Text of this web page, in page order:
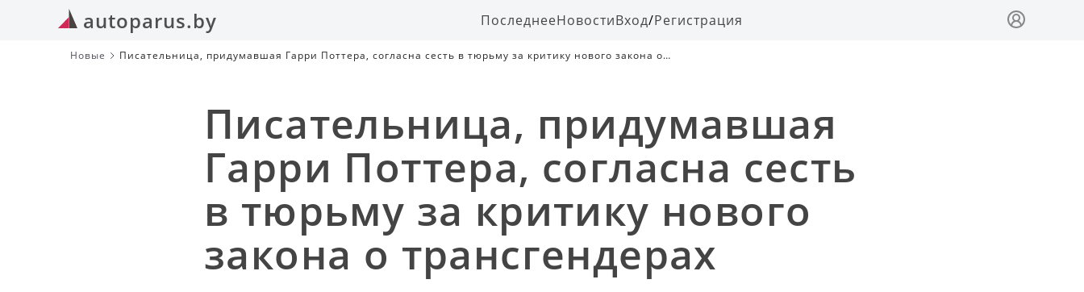
autoparus.by ПоследнееНовостиВход/Регистрация
Новые
Писательница, придумавшая Гарри Поттера, согласна сесть в тюрьму за критику нового закона о
Писательница, придумавшая
Гарри Поттера, согласна сесть
в тюрьму за критику нового
закона о трансгендерах